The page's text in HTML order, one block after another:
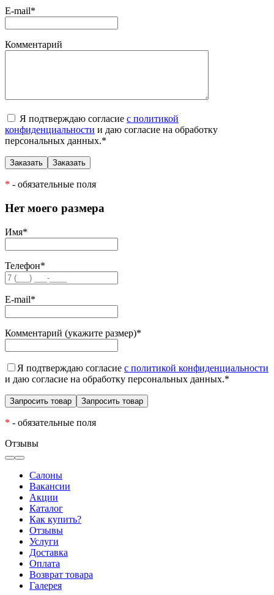
E-mail*
Комментарий
Я подтверждаю согласие с политикой
конфиденциальности и даю согласие на обработку
персональных данных.*
* - обязательные поля
Нет моего размера
Имя*
Телефон*
E-mail*
Комментарий (укажите размер)*
Я подтверждаю согласие с политикой конфиденциальности
и даю согласие на обработку персональных данных.*
* - обязательные поля
Отзывы
Салоны
Вакансии
Акции
Каталог
Как купить?
Отзывы
Услуги
Доставка
Оплата
Возврат товара
Галерея